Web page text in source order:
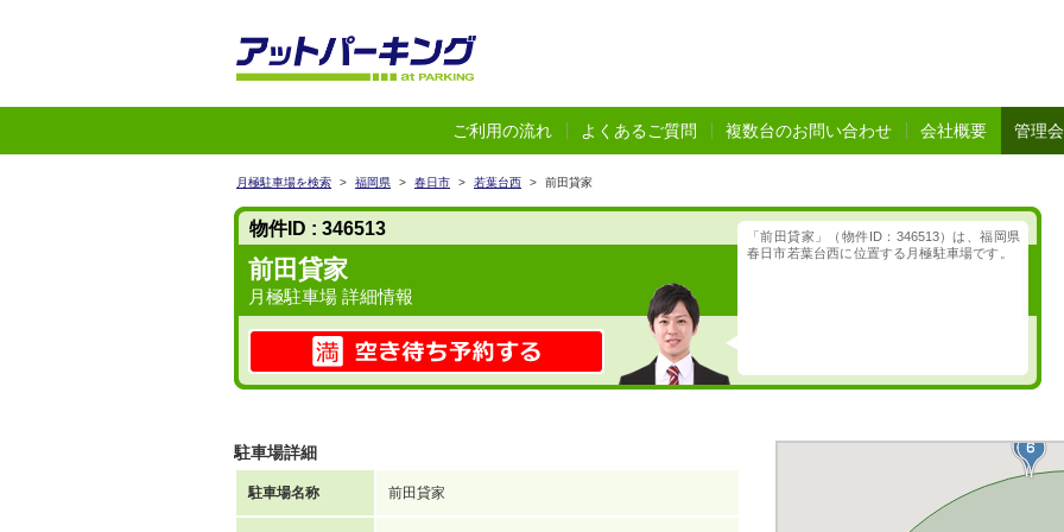
ご利用の流れ よくあるご質問 複数台のお問い合わせ 会社概要 管理
月極駐車場を検索 > 福岡県 > 春日市 > 若葉台西 > 前田貸家
物件ID : 346513
前田貸家
月極駐車場 詳細情報
「前田貸家」（物件ID：346513）は、福岡県
春日市若葉台西に位置する月極駐車場です。
駐車場詳細
駐車場名称 前田貸家